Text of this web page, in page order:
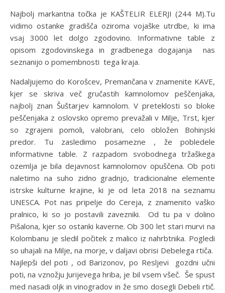
Najbolj markantna točka je KAŠTELIR ELERJI (244 M).Tu
vidimo ostanke gradišča oziroma vojaške utrdbe, ki ima
vsaj 3000 let dolgo zgodovino. Informativne table z
opisom zgodovinskega in gradbenega dogajanja nas
seznanijo o pomembnosti tega kraja.
Nadaljujemo do Korošcev, Premančana v znamenite KAVE,
kjer se skriva več gručastih kamnolomov peščenjaka,
najbolj znan Šuštarjev kamnolom. V preteklosti so bloke
peščenjaka z oslovsko opremo prevažali v Milje, Trst, kjer
so zgrajeni pomoli, valobrani, celo obložen Bohinjski
predor. Tu zasledimo posamezne , že pobledele
informativne table. Z razpadom svobodnega tržaškega
ozemlja je bila dejavnost kamnolomov opuščena. Ob poti
naletimo na suho zidno gradnjo, tradicionalne elemente
istrske kulturne krajine, ki je od leta 2018 na seznamu
UNESCA. Pot nas pripelje do Cereja, z znamenito vaško
pralnico, ki so jo postavili zavezniki. Od tu pa v dolino
Pišalona, kjer so ostanki kaverne. Ob 300 let stari murvi na
Kolombanu je sledil počitek z malico iz nahrbtnika. Pogledi
so uhajali na Milje, na morje, v daljavi obrisi Debelega rtiča.
Najlepši del poti , od Barizonov, po Resljevi gozdni učni
poti, na vznožju Jurijevega hriba, je bil vsem všeč. Še spust
med nasadi oljk in vinogradov in že smo dosegli Debeli rtič.